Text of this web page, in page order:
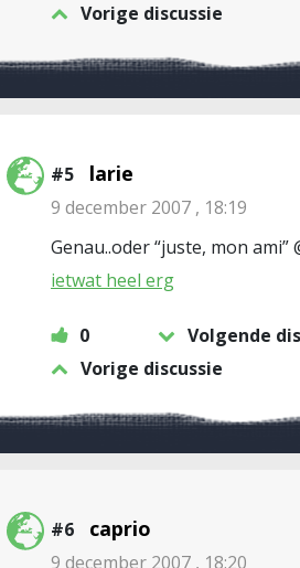
Vorige discussie
#5 larie
9 december 2007 , 18:19
Genau..oder “juste, mon ami”
ietwat heel erg
0
Volgende
Vorige discussie
#6 caprio
9 december 2007 , 18:20